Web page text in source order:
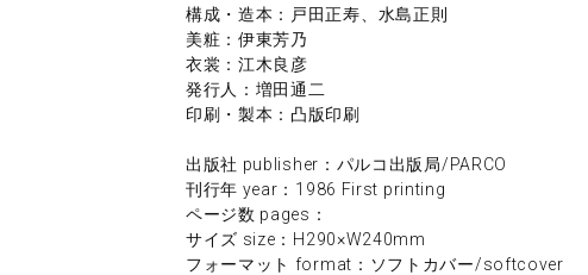
構成・造本：戸田正寿、水島正則
美粧：伊東芳乃
衣裳：江木良彦
発行人：増田通二
印刷・製本：凸版印刷
出版社 publisher：パルコ出版局/PARCO
刊行年 year：1986 First printing
ページ数 pages：
サイズ size：H290×W240mm
フォーマット format：ソフトカバー/softcover